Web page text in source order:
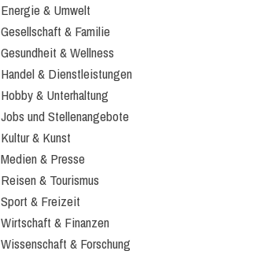
Energie & Umwelt
Gesellschaft & Familie
Gesundheit & Wellness
Handel & Dienstleistungen
Hobby & Unterhaltung
Jobs und Stellenangebote
Kultur & Kunst
Medien & Presse
Reisen & Tourismus
Sport & Freizeit
Wirtschaft & Finanzen
Wissenschaft & Forschung